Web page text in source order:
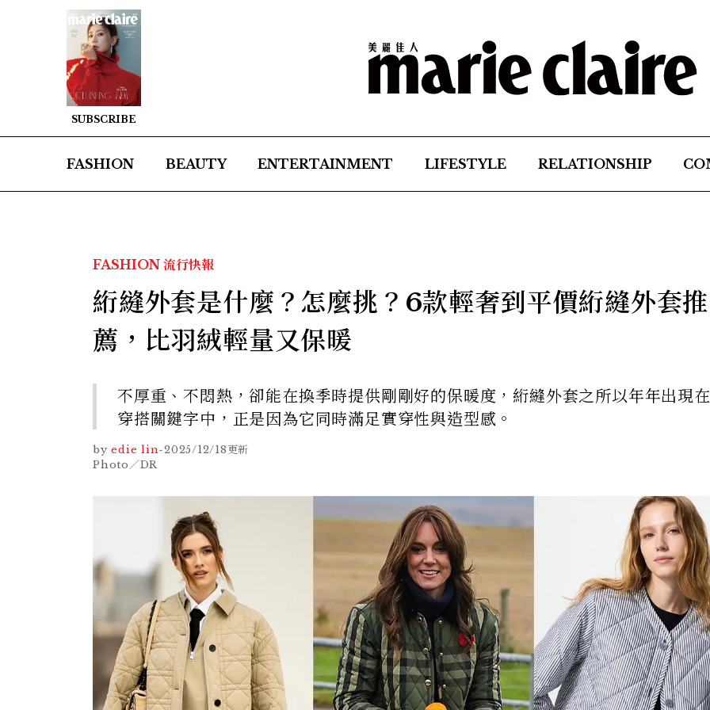
SUBSCRIBE
FASHION BEAUTY ENTERTAINMENT LIFESTYLE RELATIONSHIP
FASHION 流行快報
絎縫外套是什麼？怎麼挑？6款輕奢到平價絎縫外套推
薦，比羽絨輕量又保暖
不厚重、不悶熱，卻能在換季時提供剛剛好的保暖度，絎縫外套之所以年年出現
穿搭關鍵字中，正是因為它同時滿足實穿性與造型感。
by edie lin-2025/12/18更新
Photo／DR